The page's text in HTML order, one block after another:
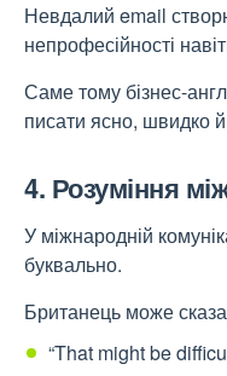
Невдалий email
непрофесійності
Саме тому бізнес-
писати ясно, швидко
4. Розуміння
У міжнародній
буквально.
Британець може
“That might be